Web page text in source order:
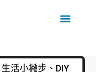
活小撇步、DIY